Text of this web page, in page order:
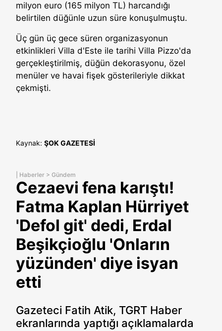
milyon euro (165 milyon TL) harcandığı
belirtilen düğünle uzun süre konuşulmuştu.
Üç gün üç gece süren organizasyonun
etkinlikleri Villa d'Este ile tarihi Villa Pizzo'da
gerçekleştirilmiş, düğün dekorasyonu, özel
menüler ve havai fişek gösterileriyle dikkat
çekmişti.
Kaynak: ŞOK GAZETESİ
Haberler > Gündem
Cezaevi fena karıştı!
Fatma Kaplan Hürriyet
'Defol git' dedi, Erdal
Beşikçioğlu 'Onların
yüzünden' diye isyan
etti
Gazeteci Fatih Atik, TGRT Haber
ekranlarında yaptığı açıklamalarda